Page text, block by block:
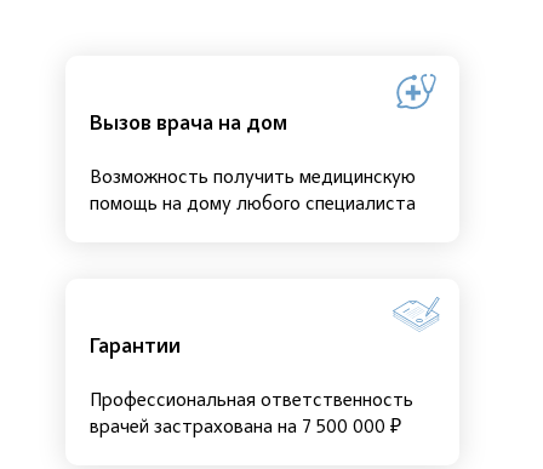
Вызов врача на дом
Возможность получить медицинскую
помощь на дому любого специалиста
Гарантии
Профессиональная ответственность
врачей застрахована на 7 500 000 ₽